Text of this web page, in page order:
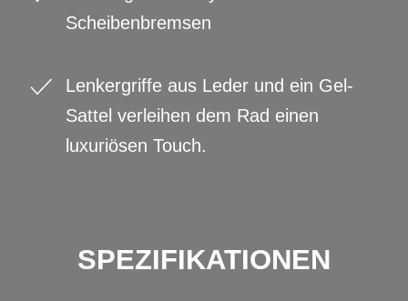
Scheibenbremsen
Lenkergriffe aus Leder und ein Gel-
Sattel verleihen dem Rad einen
luxuriösen Touch.
SPEZIFIKATIONEN